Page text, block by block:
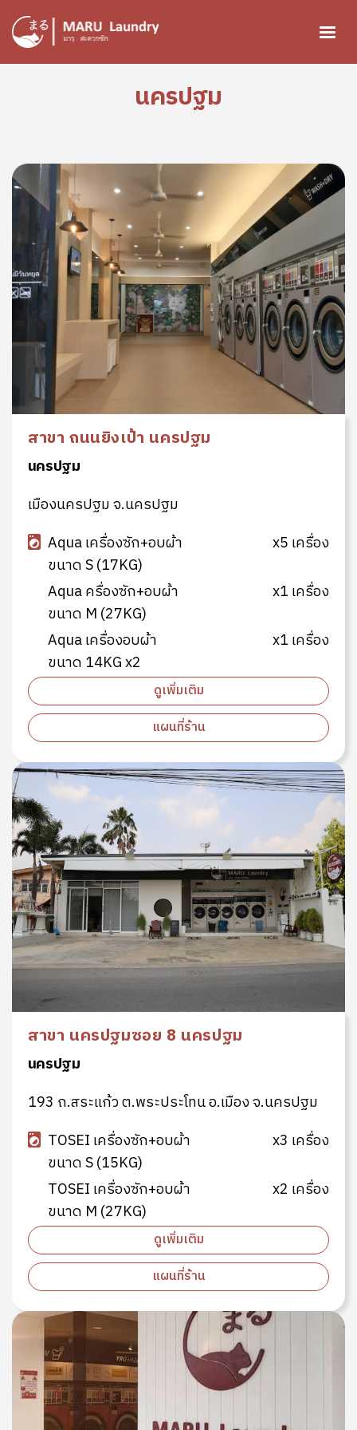
ข้ามไปยังเนื้อหาหลัก
นครปฐม
สาขา ถนนยิงเป้า นครปฐม
นครปฐม
เมืองนครปฐม จ.นครปฐม
Aqua เครื่องซัก+อบผ้า
ขนาด S (17KG)
x5 เครื่อง
Aqua ครื่องซัก+อบผ้า
ขนาด M (27KG)
x1 เครื่อง
Aqua เครื่องอบผ้า
ขนาด 14KG x2
x1 เครื่อง
ดูเพิ่มเติม
แผนที่ร้าน
สาขา นครปฐมซอย 8 นครปฐม
นครปฐม
193 ถ.สระแก้ว ต.พระประโทน อ.เมือง จ.นครปฐม
TOSEI เครื่องซัก+อบผ้า
ขนาด S (15KG)
x3 เครื่อง
TOSEI เครื่องซัก+อบผ้า
ขนาด M (27KG)
x2 เครื่อง
ดูเพิ่มเติม
แผนที่ร้าน